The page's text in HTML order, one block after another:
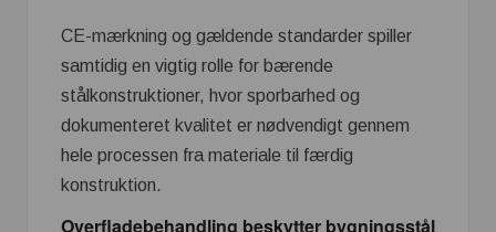
CE-mærkning og gældende standarder spiller
samtidig en vigtig rolle for bærende
stålkonstruktioner, hvor sporbarhed og
dokumenteret kvalitet er nødvendigt gennem
hele processen fra materiale til færdig
konstruktion.
Overfladebehandling beskytter bygningsstål